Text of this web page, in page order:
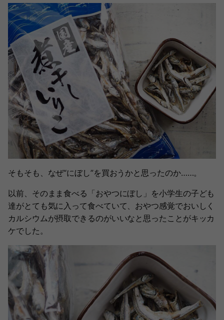
そもそも、なぜ“にぼし”を買おうかと思ったのか……。
以前、そのまま食べる「おやつにぼし」を小学生の子ども
達がとても気に入って食べていて、おやつ感覚でおいしく
カルシウムが摂取できるのがいいなと思ったことがキッカ
ケでした。